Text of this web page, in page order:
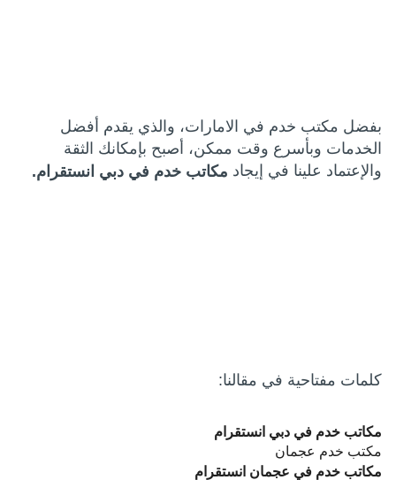
بفضل مكتب خدم في الامارات، والذي يقدم أفضل
الخدمات وبأسرع وقت ممكن، أصبح بإمكانك الثقة
والإعتماد علينا في إيجاد مكاتب خدم في دبي انستقرام.
كلمات مفتاحية في مقالنا:
مكاتب خدم في دبي انستقرام
مكتب خدم عجمان
مكاتب خدم في عجمان انستقرام